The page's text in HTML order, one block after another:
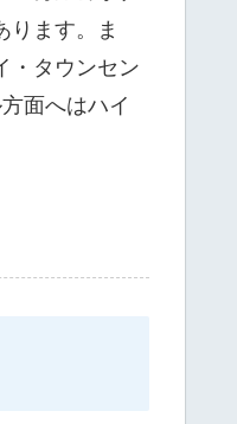
ります。ま
・タウンセン
面へはハイ